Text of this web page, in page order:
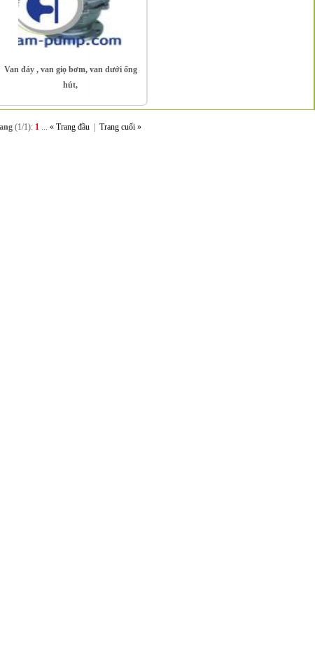
Van đáy , van giọ bơm, van dưới ống
hút,
(1/1):1 ... « Trang đầu Trang cuối »